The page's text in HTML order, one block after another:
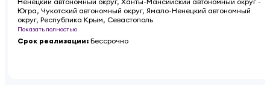
Югра, Чукотский автономный округ, Ямало-Ненецкий автономный
округ, Республика Крым, Севастополь
Показать полностью
Срок реализации: Бессрочно